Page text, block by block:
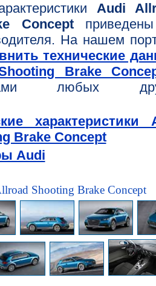
Audi
Concept
На нашем
технические
Brake
любых
характеристики
Brake Concept
Audi
Shooting Brake Concept